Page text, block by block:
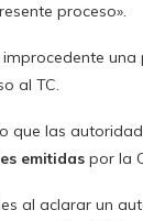
proceso».
una
al TC.
que las
emitidas por la
al aclarar un